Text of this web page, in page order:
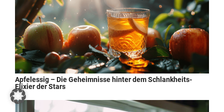
Apfelessig – Die Geheimnisse hinter dem Schlankheits-
Elixier der Stars